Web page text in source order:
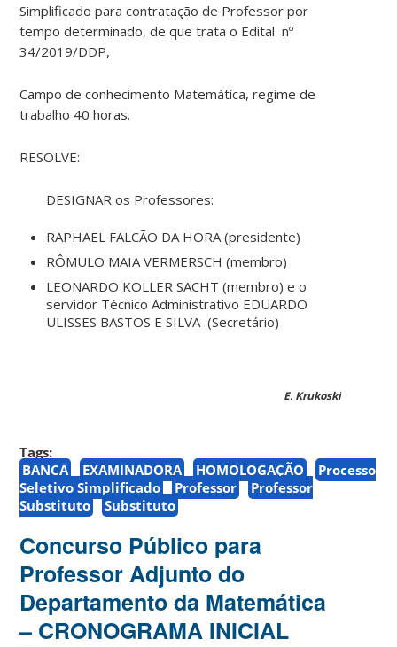
Simplificado para contratação de Professor por
tempo determinado, de que trata o Edital nº
34/2019/DDP,
Campo de conhecimento Matemátíca, regime de
trabalho 40 horas.
RESOLVE:
DESIGNAR os Professores:
RAPHAEL FALCÃO DA HORA (presidente)
RÔMULO MAIA VERMERSCH (membro)
LEONARDO KOLLER SACHT (membro) e o
servidor Técnico Administrativo EDUARDO
ULISSES BASTOS E SILVA (Secretário)
E. Krukoski
Tags:
BANCA
EXAMINADORA HOMOLOGAÇÃO
Processo
Seletivo Simplificado
Professor
Professor
Substituto
Substituto
Concurso Público para
Professor Adjunto do
Departamento da Matemática
– CRONOGRAMA INICIAL